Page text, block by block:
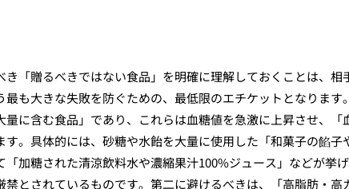
「贈るべきではない食品」を明確に理解しておくことは、相
も大きな失敗を防ぐための、最低限のエチケットとなります
に含む食品」であり、これらは血糖値を急激に上昇させ、「
。具体的には、砂糖や水飴を大量に使用した「和菓子の餡子
「加糖された清涼飲料水や濃縮果汁100%ジュース」などが挙
とされているものです。第二に避けるべきは、「高脂肪・高